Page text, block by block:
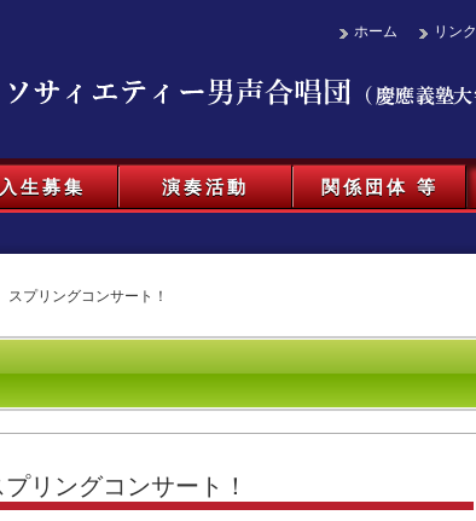
ホーム リンク
生募集 演奏活動 関係団体 等
スプリングコンサート！
リングコンサート！